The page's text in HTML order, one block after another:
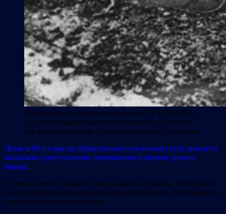
Правообладатель иллюстрации GETTY IMAGES
Эта фотография была сделана вскоре после того,
как бойцы Красной Армии освободили Освенцим
Лишь в 60-е годы до общественного сознания стали доходить
масштабы преступления, совершенного против целого
народа.
И тем не менее, Холокост продолжают отрицать. В интернете
можно обнаружить множество заявлений о том, что никакого
уничтожения евреев не было.